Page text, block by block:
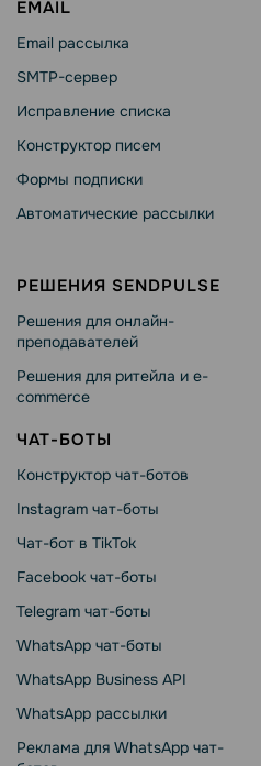
EMAIL
Email рассылка
SMTP-сервер
Исправление списка
Конструктор писем
Формы подписки
Автоматические рассылки
РЕШЕНИЯ SENDPULSE
Решения для онлайн-
преподавателей
Решения для ритейла и e-
commerce
ЧАТ-БОТЫ
Конструктор чат-ботов
Instagram чат-боты
Чат-бот в TikTok
Facebook чат-боты
Telegram чат-боты
WhatsApp чат-боты
WhatsApp Business API
WhatsApp рассылки
Реклама для WhatsApp чат-